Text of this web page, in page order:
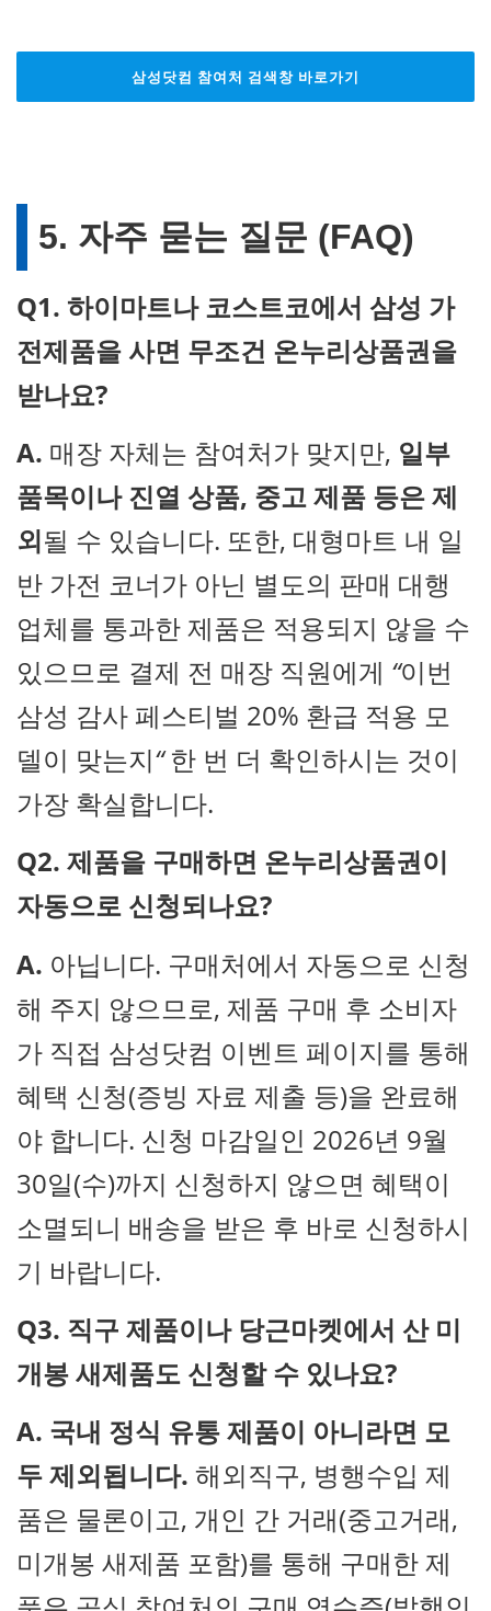
삼성닷컴 참여처 검색창 바로가기
5. 자주 묻는 질문 (FAQ)
Q1. 하이마트나 코스트코에서 삼성 가
전제품을 사면 무조건 온누리상품권을
받나요?
A. 매장 자체는 참여처가 맞지만, 일부
품목이나 진열 상품, 중고 제품 등은 제
외될 수 있습니다. 또한, 대형마트 내 일
반 가전 코너가 아닌 별도의 판매 대행
업체를 통과한 제품은 적용되지 않을 수
있으므로 결제 전 매장 직원에게 “이번
삼성 감사 페스티벌 20% 환급 적용 모
델이 맞는지“한 번 더 확인하시는 것이
가장 확실합니다.
Q2. 제품을 구매하면 온누리상품권이
자동으로 신청되나요?
A. 아닙니다. 구매처에서 자동으로 신청
해 주지 않으므로, 제품 구매 후 소비자
가 직접 삼성닷컴 이벤트 페이지를 통해
혜택 신청(증빙 자료 제출 등)을 완료해
야 합니다. 신청 마감일인 2026년 9월
30일(수)까지 신청하지 않으면 혜택이
소멸되니 배송을 받은 후 바로 신청하시
기 바랍니다.
Q3. 직구 제품이나 당근마켓에서 산 미
개봉 새제품도 신청할 수 있나요?
A. 국내 정식 유통 제품이 아니라면 모
두 제외됩니다. 해외직구, 병행수입 제
품은 물론이고, 개인 간 거래(중고거래,
미개봉 새제품 포함)를 통해 구매한 제